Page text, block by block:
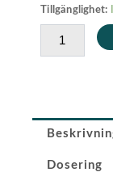
Tillgänglighet:
Delphin
Spa
Klor,
1
Dosering